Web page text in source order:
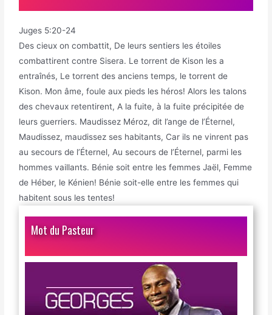
Juges 5:20-24
Des cieux on combattit, De leurs sentiers les étoiles
combattirent contre Sisera. Le torrent de Kison les a
entraînés, Le torrent des anciens temps, le torrent de
Kison. Mon âme, foule aux pieds les héros! Alors les talons
des chevaux retentirent, A la fuite, à la fuite précipitée de
leurs guerriers. Maudissez Méroz, dit l’ange de l’Éternel,
Maudissez, maudissez ses habitants, Car ils ne vinrent pas
au secours de l’Éternel, Au secours de l’Éternel, parmi les
hommes vaillants. Bénie soit entre les femmes Jaël, Femme
de Héber, le Kénien! Bénie soit-elle entre les femmes qui
habitent sous les tentes!
Mot du Pasteur